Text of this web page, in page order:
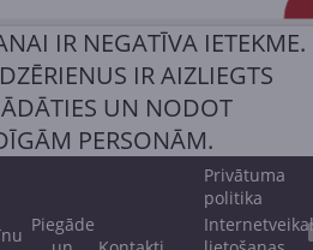
IR NEGATĪVA IETEKME.
IR AIZLIEGTS
UN NODOT
PERSONĀM.
Piegāde
Privātuma
politika